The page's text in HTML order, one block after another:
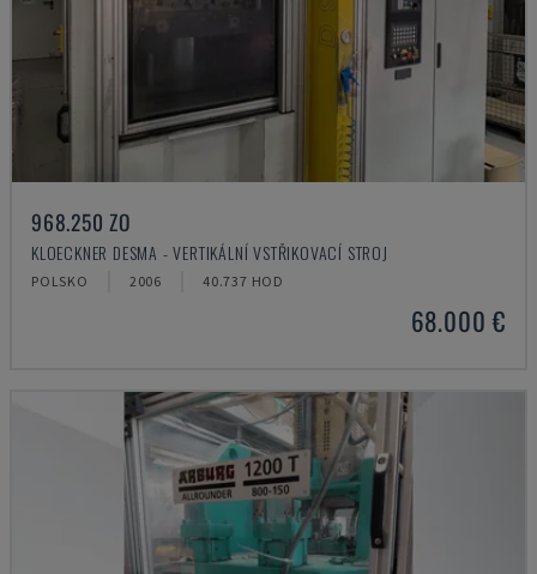
968.250 ZO
KLOECKNER DESMA - VERTIKÁLNÍ VSTŘIKOVACÍ STROJ
POLSKO 2006 40.737 HOD
68.000 €